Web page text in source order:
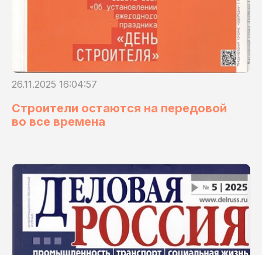
26.11.2025 16:04:57
Строители остаются на передовой
во все времена